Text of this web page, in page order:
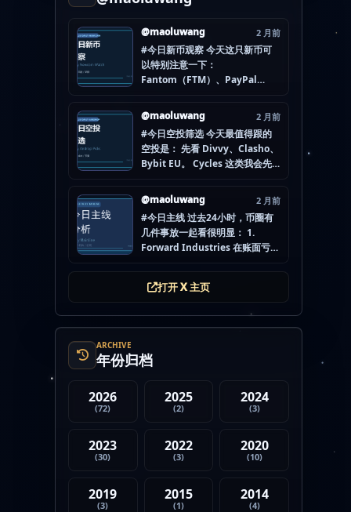
@maoluwang 2 月前
#今日新币观察 今天这只新币可
以特别注意一下：
Fantom（FTM）、PayPal
Liberty Financial（WLFI）、
Internet Computer (IOU)
（ICP） 不是因为它们一定最
猛，而是更像“热度是不是在回流”
的样本。 这种时候最怕把...
@maoluwang 2 月前
#今日空投筛选 今天最值得跟的
空投是： 先看 Divvy、Clasho、
Bybit EU。 Cycles 这类我会先
后续节奏想清楚。 现在做空投最
怕的不是没项目，而是一下全
开，最后一条都没做扎实。
mao.lu/today-airdrop-
selecti… #空投项目 #...
@maoluwang 2 月前
#今日主线 过去24小时，币圈有
几件事放一起看很明显： 1.
Forward Industries 在账面亏损
非法赌博行为 3. 加密亿万富翁继
打开 X 主页
ARCHIVE
年份归档
2026
(72)
2025
(2)
2024
(3)
2023
(30)
2022
(3)
2020
(10)
2019
(3)
2015
(1)
2014
(4)